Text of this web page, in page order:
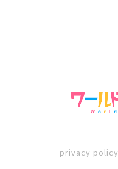
privacy policy